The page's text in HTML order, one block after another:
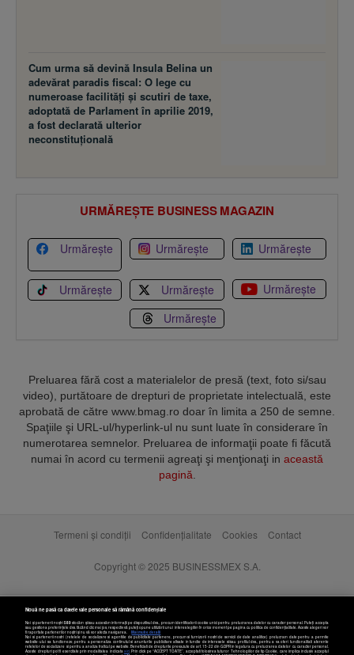
Cum urma să devină Insula Belina un
adevărat paradis fiscal: O lege cu
numeroase facilităţi şi scutiri de taxe,
adoptată de Parlament în aprilie 2019,
a fost declarată ulterior
neconstituţională
URMĂREȘTE BUSINESS MAGAZIN
Urmărește Urmărește Urmărește
Urmărește Urmărește
Urmărește
Urmărește
Preluarea fără cost a materialelor de presă (text, foto si/sau
video), purtătoare de drepturi de proprietate intelectuală, este
aprobată de către www.bmag.ro doar în limita a 250 de semne.
Spaţiile şi URL-ul/hyperlink-ul nu sunt luate în considerare în
numerotarea semnelor. Preluarea de informaţii poate fi făcută
numai în acord cu termenii agreaţi şi menţionaţi in această
pagină
Termeni și condiții Confidențialitate Cookies Contact
Copyright © 2025 BUSINESSMEX S.A.
Nouă ne pasă ca datele tale personale să rămână confidențiale
Noi și partenerii noștri589stocăm și/sau accesăm informații pe dispozitivul dvs., precum identificatorii cookie unici pentru prelucrarea datelor cu caracter personal. Puteți accepta
sau gestiona preferințele dvs. făcând clic mai jos, respectiv vă puteți opune utilizării unui interes legitim în orice moment pe pagina cu politica de confidențialitate. Aceste alegeri vor
fi raportate partenerilor noștri și nu vă vor afecta navigarea.
Mai multe detalii
Noi si partenerii nostri (retelele de socializare si agentiile de publicitate partenere, precum si furnizorii nostri de servicii de date analitice) prelucram date pentru a permite
website-ului sa functioneze, pentru a personaliza continutul si anunturile publicitare afisate in functie de interesele si/sau profilul dvs., pentru a va oferi functionalitati aferente
retelelor de socializare si pentru a analiza traficul pe website. Beneficiati de drepturile prevazute de art. 15-22 din GDPR in legatura cu prelucrarea datelor cu caracter personal.
Aceste drepturi pot fi exercitate prin modalitatea indicataaici. Prin click pe “ACCEPT TOATE”, acceptati folosirea tuturor Tehnologiilor de tip Cookie, care implica inclusiv acceptul